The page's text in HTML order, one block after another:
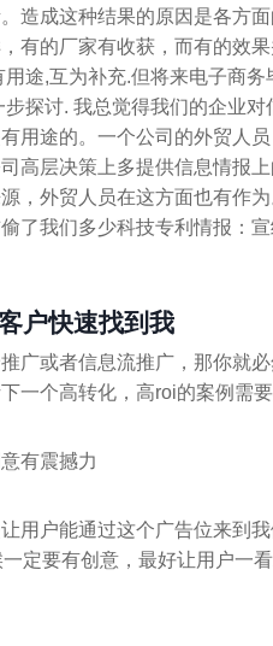
造成这种结果的原因是各方
有的厂家有收获，而有的效
途,互为补充.但将来电子商
探讨. 我总觉得我们的企业
用途的。一个公司的外贸人
高层决策上多提供信息情报
，外贸人员在这方面也有作
了我们多少科技专利情报：
户快速找到我
广或者信息流推广，那你就
一个高转化，高roi的案例需
有震撼力
用户能通过这个广告位来到
定要有创意，最好让用户一